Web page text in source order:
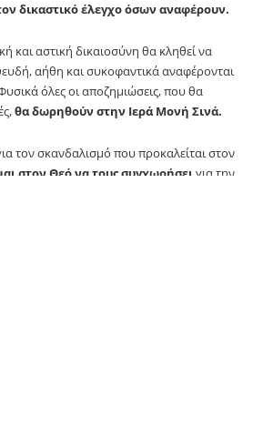
δικαστικό έλεγχο όσων αναφέρουν.
και αστική δικαιοσύνη θα κληθεί να
αήθη και συκοφαντικά αναφέρονται
όλες οι αποζημιώσεις, που θα
θα δωρηθούν στην Ιερά Μονή Σινά.
τον σκανδαλισμό που προκαλείται στον
στον Θεό να τους συγχωρήσει για την